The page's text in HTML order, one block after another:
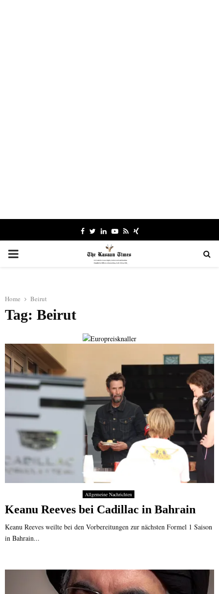
Facebook
TwitterLinkedinYoutube
RssXing
PRIMARY
Home Beirut
Tag: Beirut
Allgemeine Nachrichten
Keanu Reeves bei Cadillac in Bahrain
Keanu Reeves weilte bei den Vorbereitungen zur nächsten Formel 1 Saison
in Bahrain...